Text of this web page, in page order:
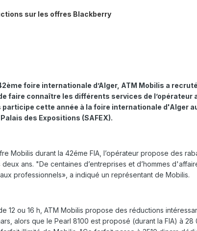
sur les offres Blackberry
foire internationale d’Alger, ATM Mobilis a
faire connaître les différents services de
participe cette année à la foire internationale d'Alger
des Expositions (SAFEX).
Mobilis durant la 42éme FIA, l’opérateur propose des
ans. "De centaines d’entreprises et d’hommes
professionnels», a indiqué un représentant de Mobilis.
12 ou 16 h, ATM Mobilis propose des réductions
alors que le Pearl 8100 est proposé (durant la FIA) à